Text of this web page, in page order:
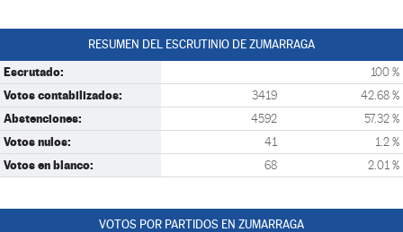
RESUMEN DEL ESCRUTINIO DE ZUMARRAGA
Escrutado: 100 %
Votos contabilizados: 3419 42.68 %
Abstenciones: 4592 57.32 %
Votos nulos: 41 1.2 %
Votos en blanco: 68 2.01 %
VOTOS POR PARTIDOS EN ZUMARRAGA